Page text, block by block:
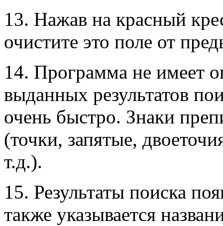
13. Нажав на красный
очистите это поле от
14. Программа не имеет
выданных результатов
очень быстро. Знаки
(точки, запятые,
т.д.).
15. Результаты поиска
также указывается